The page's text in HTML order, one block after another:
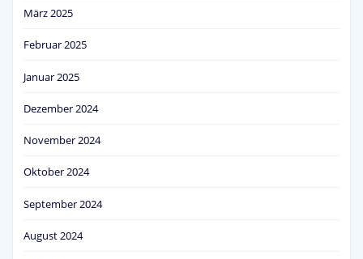
März 2025
Februar 2025
Januar 2025
Dezember 2024
November 2024
Oktober 2024
September 2024
August 2024